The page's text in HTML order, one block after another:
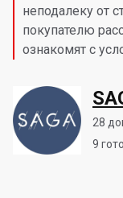
неподалеку от
покупателю
ознакомят с
28
9